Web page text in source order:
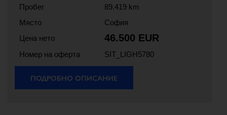
Пробег
89.419 km
Място
София
Цена нето
46.500 EUR
Номер на оферта SIT_LIGH5780
ПОДРОБНО ОПИСАНИЕ